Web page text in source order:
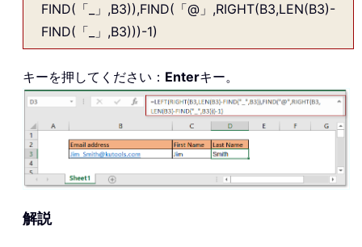
FIND(「_」,B3)),FIND(「@」,RIGHT(B3,LEN(B3)-
FIND(「_」,B3)))-1)
キーを押してください： Enterキー。
解説